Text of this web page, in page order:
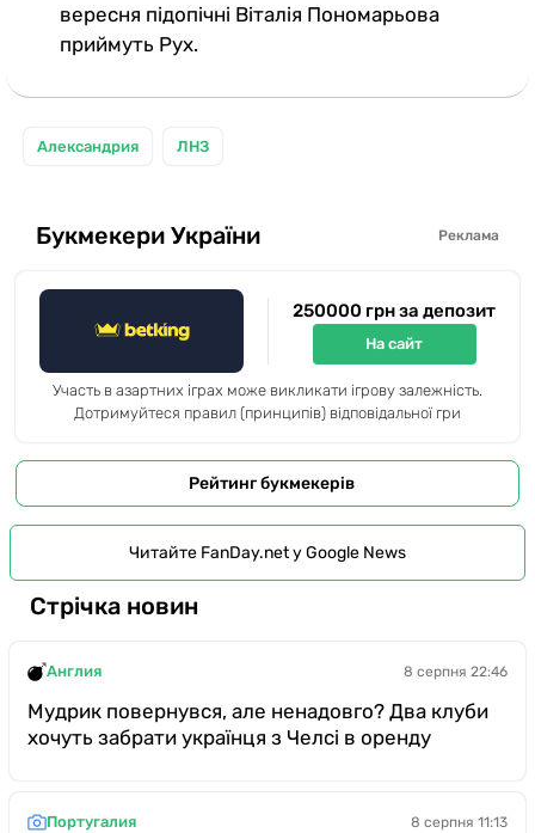
вересня підопічні Віталія Пономарьова
приймуть Рух.
Александрия ЛНЗ
Букмекери України Реклама
250000 грн за депозит
На сайт
Участь в азартних іграх може викликати ігрову залежність.
Дотримуйтеся правил (принципів) відповідальної гри
Рейтинг букмекерів
Читайте FanDay.net у Google News
Стрічка новин
Англия 8 серпня 22:46
Мудрик повернувся, але ненадовго? Два клуби
хочуть забрати українця з Челсі в оренду
Португалия 8 серпня 11:13